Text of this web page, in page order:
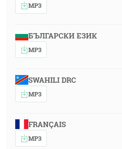
MP3
БЪЛГАРСКИ ЕЗИК
MP3
SWAHILI DRC
MP3
FRANÇAIS
MP3